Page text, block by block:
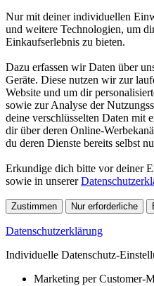
Nur mit deiner individuellen
und weitere Technologien, um
Einkaufserlebnis zu bieten.
Dazu erfassen wir Daten über
Geräte. Diese nutzen wir zur
Website und um dir
sowie zur Analyse der
deine verschlüsselten Daten mit
dir über deren Online-
du deren Dienste bereits selbst
Erkundige dich bitte vor deiner
sowie in unserer
Zustimmen Nur erforderliche
Datenschutzerklärung
Individuelle Datenschutz-
Marketing per Customer-